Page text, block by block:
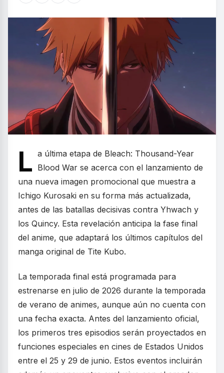
L a última etapa de Bleach: Thousand-Year
Blood War se acerca con el lanzamiento de
una nueva imagen promocional que muestra a
Ichigo Kurosaki en su forma más actualizada,
antes de las batallas decisivas contra Yhwach y
los Quincy. Esta revelación anticipa la fase final
del anime, que adaptará los últimos capítulos del
manga original de Tite Kubo.
La temporada final está programada para
estrenarse en julio de 2026 durante la temporada
de verano de animes, aunque aún no cuenta con
una fecha exacta. Antes del lanzamiento oficial,
los primeros tres episodios serán proyectados en
funciones especiales en cines de Estados Unidos
entre el 25 y 29 de junio. Estos eventos incluirán